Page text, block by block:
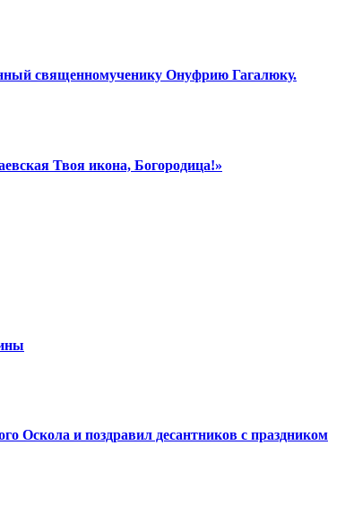
священномученику Онуфрию Гагалюку.
Твоя икона, Богородица!»
Оскола и поздравил десантников с праздником